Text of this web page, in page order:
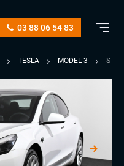
03 88 06 54 83
TESLA MODEL 3